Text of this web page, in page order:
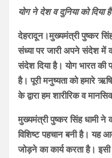
योग ने देश व दुनिया को
देहरादून।मुख्यमंत्री पुष्कर
संध्या पर जारी अपने संदेश में
संदेश दिया है। योग भारत की
है। पूरी मनुष्यता को हमारे
के द्वारा हम शारीरिक व
मुख्यमंत्री पुष्कर सिंह धामी ने
विशिष्ट पहचान बनी है। यह
जोड़ने का कार्य करता है।